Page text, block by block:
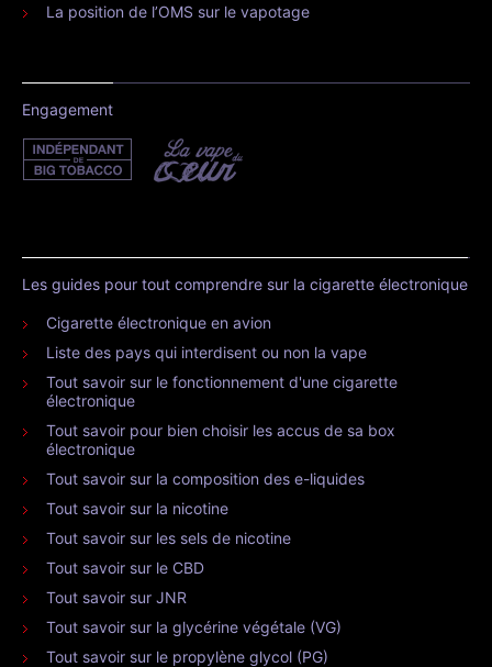
La position de l’OMS sur le vapotage
Engagement
Les guides pour tout comprendre sur la cigarette électronique
Cigarette électronique en avion
Liste des pays qui interdisent ou non la vape
Tout savoir sur le fonctionnement d'une cigarette
électronique
Tout savoir pour bien choisir les accus de sa box
électronique
Tout savoir sur la composition des e-liquides
Tout savoir sur la nicotine
Tout savoir sur les sels de nicotine
Tout savoir sur le CBD
Tout savoir sur JNR
Tout savoir sur la glycérine végétale (VG)
Tout savoir sur le propylène glycol (PG)